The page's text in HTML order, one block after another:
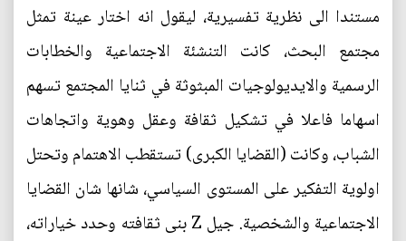
مستندا الى نظرية تفسيرية، ليقول انه اختار عينة تمثل
مجتمع البحث، كانت التنشئة الاجتماعية والخطابات
الرسمية والايديولوجيات المبثوثة في ثنايا المجتمع تسهم
اسهاما فاعلا في تشكيل ثقافة وعقل وهوية واتجاهات
الشباب، وكانت (القضايا الكبرى) تستقطب الاهتمام وتحتل
اولوية التفكير على المستوى السياسي، شانها شان القضايا
الاجتماعية والشخصية. جيل Z بنى ثقافته وحدد خياراته،